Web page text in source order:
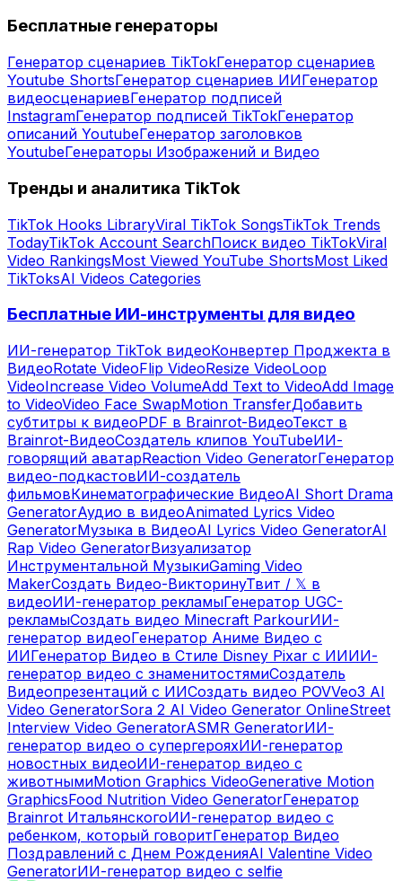
Бесплатные генераторы
Генератор сценариев TikTokГенератор сценариев
Youtube ShortsГенератор сценариев ИИГенератор
видеосценариевГенератор подписей
InstagramГенератор подписей TikTokГенератор
описаний YoutubeГенератор заголовков
YoutubeГенераторы Изображений и Видео
Тренды и аналитика TikTok
TikTok Hooks LibraryViral TikTok SongsTikTok Trends
TodayTikTok Account SearchПоиск видео TikTokViral
Video RankingsMost Viewed YouTube ShortsMost Liked
TikToksAI Videos Categories
Бесплатные ИИ-инструменты для видео
ИИ-генератор TikTok видеоКонвертер Проджекта в
ВидеоRotate VideoFlip VideoResize VideoLoop
VideoIncrease Video VolumeAdd Text to VideoAdd Image
to VideoVideo Face SwapMotion TransferДобавить
субтитры к видеоPDF в Brainrot-ВидеоТекст в
Brainrot-ВидеоСоздатель клипов YouTubeИИ-
говорящий аватарReaction Video GeneratorГенератор
видео-подкастовИИ-создатель
фильмовКинематографические ВидеоAI Short Drama
GeneratorАудио в видеоAnimated Lyrics Video
GeneratorМузыка в ВидеоAI Lyrics Video GeneratorAI
Rap Video GeneratorВизуализатор
Инструментальной МузыкиGaming Video
MakerСоздать Видео-ВикторинуТвит / 𝕏 в
видеоИИ-генератор рекламыГенератор UGC-
рекламыСоздать видео Minecraft ParkourИИ-
генератор видеоГенератор Аниме Видео с
ИИГенератор Видео в Стиле Disney Pixar с ИИИИ-
генератор видео с знаменитостямиСоздатель
Видеопрезентаций с ИИСоздать видео POVVeo3 AI
Video GeneratorSora 2 AI Video Generator OnlineStreet
Interview Video GeneratorASMR GeneratorИИ-
генератор видео о супергерояхИИ-генератор
новостных видеоИИ-генератор видео с
животнымиMotion Graphics VideoGenerative Motion
GraphicsFood Nutrition Video GeneratorГенератор
Brainrot ИтальянскогоИИ-генератор видео с
ребенком, который говоритГенератор Видео
Поздравлений с Днем РожденияAI Valentine Video
GeneratorИИ-генератор видео с selfie